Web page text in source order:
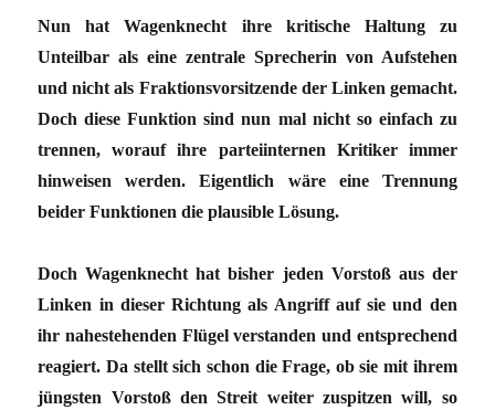
Nun hat Wagenknecht ihre kritische Haltung zu
Unteilbar als eine zentrale Sprecherin von Aufstehen
und nicht als Fraktionsvorsitzende der Linken gemacht.
Doch diese Funktion sind nun mal nicht so einfach zu
trennen, worauf ihre parteiinternen Kritiker immer
hinweisen werden. Eigentlich wäre eine Trennung
beider Funktionen die plausible Lösung.
Doch Wagenknecht hat bisher jeden Vorstoß aus der
Linken in dieser Richtung als Angriff auf sie und den
ihr nahestehenden Flügel verstanden und entsprechend
reagiert. Da stellt sich schon die Frage, ob sie mit ihrem
jüngsten Vorstoß den Streit weiter zuspitzen will, so